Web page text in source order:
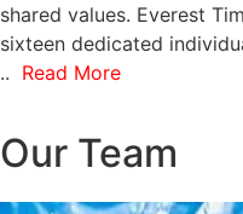
shared values. Everest
sixteen dedicated
.. Read More
Our Team